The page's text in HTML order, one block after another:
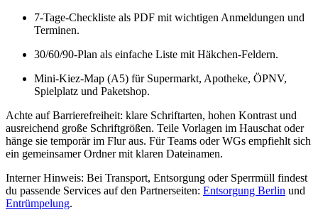
7‑Tage‑Checkliste als PDF mit wichtigen Anmeldungen und
Terminen.
30/60/90‑Plan als einfache Liste mit Häkchen‑Feldern.
Mini‑Kiez‑Map (A5) für Supermarkt, Apotheke, ÖPNV,
Spielplatz und Paketshop.
Achte auf Barrierefreiheit: klare Schriftarten, hohen Kontrast und
ausreichend große Schriftgrößen. Teile Vorlagen im Hauschat oder
hänge sie temporär im Flur aus. Für Teams oder WGs empfiehlt sich
ein gemeinsamer Ordner mit klaren Dateinamen.
Interner Hinweis: Bei Transport, Entsorgung oder Sperrmüll findest
du passende Services auf den Partnerseiten: Entsorgung Berlin und
Entrümpelung.